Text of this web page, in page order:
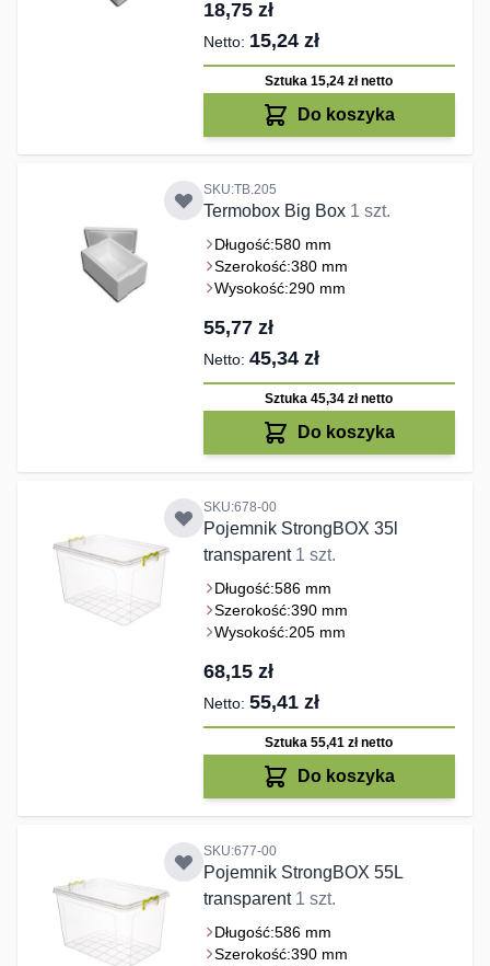
18,75 zł
15,24 zł
Sztuka 15,24 złnetto
Do koszyka
SKU:TB.205
Termobox Big Box 1 szt.
Długość:580 mm
Szerokość:380 mm
Wysokość:290 mm
55,77 zł
45,34 zł
Sztuka 45,34 złnetto
Do koszyka
SKU:678-00
Pojemnik StrongBOX 35l
transparent 1 szt.
Długość:586 mm
Szerokość:390 mm
Wysokość:205 mm
68,15 zł
55,41 zł
Sztuka 55,41 złnetto
Do koszyka
SKU:677-00
Pojemnik StrongBOX 55L
transparent 1 szt.
Długość:586 mm
Szerokość:390 mm